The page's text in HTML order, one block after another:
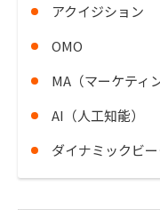
アクイジション
OMO
MA（マーケティ
AI（人工知能）
ダイナミックビ